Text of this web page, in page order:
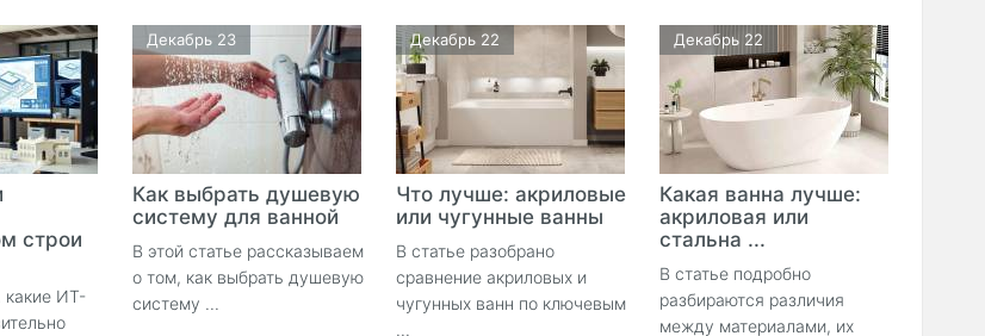
строи
какие ИТ-
Декабрь 23
Как выбрать душевую
систему для ванной
В этой статье рассказываем
о том, как выбрать душевую
систему ...
Декабрь 22
Что лучше: акриловые
или чугунные ванны
В статье разобрано
сравнение акриловых и
чугунных ванн по ключевым
...
Декабрь 22
Какая ванна лучше:
акриловая или
стальна ...
В статье подробно
разбираются различия
между материалами, их